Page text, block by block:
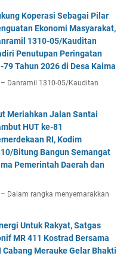
Koperasi Sebagai Pilar
Ekonomi Masyarakat,
1310-05/Kauditan
Penutupan Peringatan
79 Tahun 2026 di Desa Kaima
– Danramil 1310-05/Kauditan
Meriahkan Jalan Santai
HUT ke-81
RI, Kodim
Bitung Bangun Semangat
Pemerintah Daerah dan
– Dalam rangka menyemarakkan
Untuk Rakyat, Satgas
MR 411 Kostrad Bersama
Cabang Merauke Gelar Bhakti